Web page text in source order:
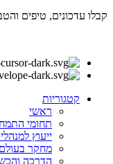
קבלו עדכונים, טיפים
קטגוריות
ראשי
תחומי
ייעוץ
מחקר בעולם
הדרכה